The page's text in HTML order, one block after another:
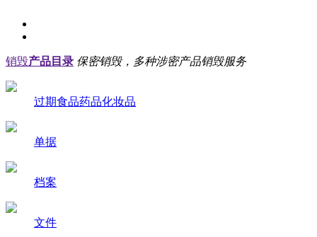
销毁产品目录 保密销毁，多种涉密产品销毁服务
过期食品药品化妆品
单据
档案
文件